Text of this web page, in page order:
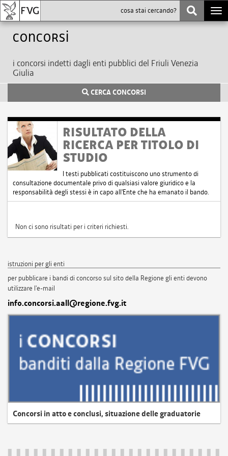
Concorsi
i concorsi indetti dagli enti pubblici del Friuli Venezia
Giulia
CERCA CONCORSI
RISULTATO DELLA
RICERCA PER TITOLO DI
STUDIO
I testi pubblicati costituiscono uno strumento di
consultazione documentale privo di qualsiasi valore giuridico e la
responsabilità degli stessi è in capo all'Ente che ha emanato il bando.
Non ci sono risultati per i criteri richiesti.
istruzioni per gli enti
per pubblicare i bandi di concorso sul sito della Regione gli enti devono
utilizzare l'e-mail
info.concorsi.aall@regione.fvg.it
Concorsi in atto e conclusi, situazione delle graduatorie